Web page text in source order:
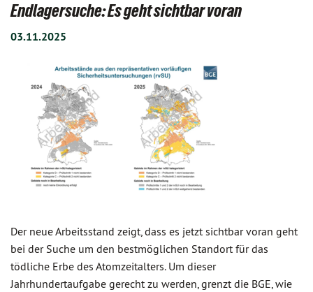
Endlagersuche: Es geht sichtbar voran
03.11.2025
Der neue Arbeitsstand zeigt, dass es jetzt sichtbar voran geht
bei der Suche um den bestmöglichen Standort für das
tödliche Erbe des Atomzeitalters. Um dieser
Jahrhundertaufgabe gerecht zu werden, grenzt die BGE, wie